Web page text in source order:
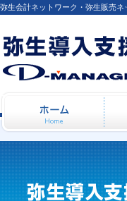
2009年8月23日 -
弥生会計ネットワーク・弥生販売
ホーム